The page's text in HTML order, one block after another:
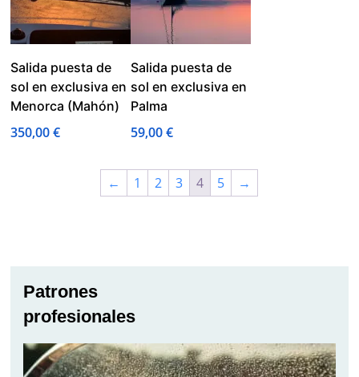
Salida puesta de
sol en exclusiva en
Menorca (Mahón)
350,00€
Salida puesta de
sol en exclusiva en
Palma
59,00€
← 1 2 3 4 5 →
Patrones
profesionales